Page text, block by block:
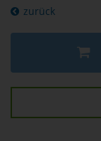
zurück